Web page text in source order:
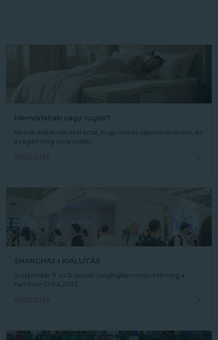
Memóriahab vagy rugós?
Ha már órákat töltöttél azzal, hogy matrac-típusokról olvasol, és
a végén még zavarosabb...
SHANGHAJ-I KIÁLLÍTÁS
Szeptember 11. és 15. között Sanghajban rendezték meg a
Furniture China 2023...